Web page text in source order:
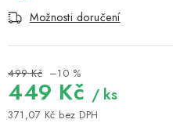
Možnosti doručení
499 Kč –10 %
449 Kč / ks
371,07 Kč bez DPH